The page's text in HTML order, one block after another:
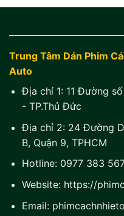
Trung Tâm Dán Phim
Auto
Địa chỉ 1: 11 Đường
- TP.Thủ Đức
Địa chỉ 2: 24 Đường
B, Quận 9, TPHCM
Hotline: 0977 383
Website: https://
Email: